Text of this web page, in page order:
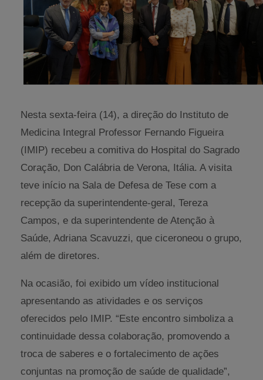
Nesta sexta-feira (14), a direção do Instituto de
Medicina Integral Professor Fernando Figueira
(IMIP) recebeu a comitiva do Hospital do Sagrado
Coração, Don Calábria de Verona, Itália. A visita
teve início na Sala de Defesa de Tese com a
recepção da superintendente-geral, Tereza
Campos, e da superintendente de Atenção à
Saúde, Adriana Scavuzzi, que ciceroneou o grupo,
além de diretores.
Na ocasião, foi exibido um vídeo institucional
apresentando as atividades e os serviços
oferecidos pelo IMIP. “Este encontro simboliza a
continuidade dessa colaboração, promovendo a
troca de saberes e o fortalecimento de ações
conjuntas na promoção de saúde de qualidade”,